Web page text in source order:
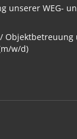
unserer WEG-
Objektbetreuung
w/d)